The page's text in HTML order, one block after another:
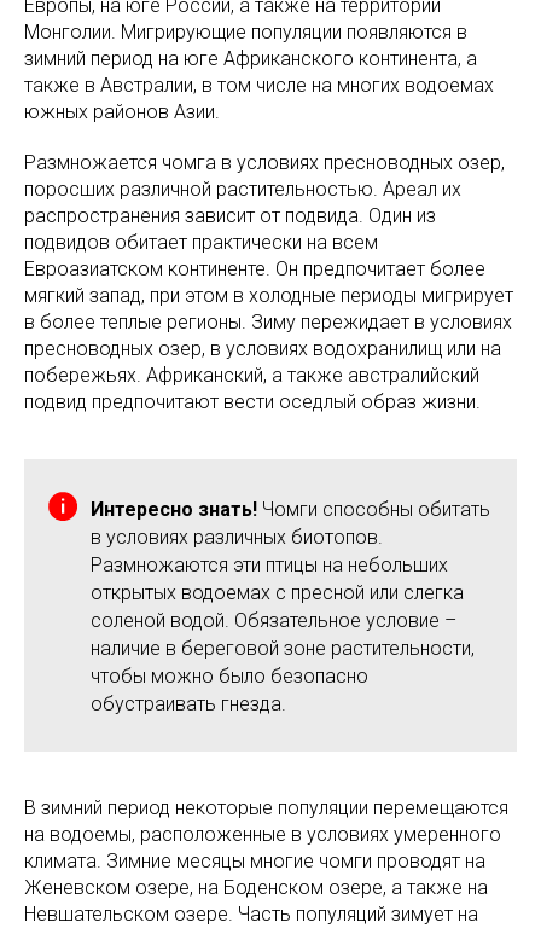
Европы, на юге России, а также на территории
Монголии. Мигрирующие популяции появляются в
зимний период на юге Африканского континента, а
также в Австралии, в том числе на многих водоемах
южных районов Азии.
Размножается чомга в условиях пресноводных озер,
поросших различной растительностью. Ареал их
распространения зависит от подвида. Один из
подвидов обитает практически на всем
Евроазиатском континенте. Он предпочитает более
мягкий запад, при этом в холодные периоды мигрирует
в более теплые регионы. Зиму пережидает в условиях
пресноводных озер, в условиях водохранилищ или на
побережьях. Африканский, а также австралийский
подвид предпочитают вести оседлый образ жизни.
Интересно знать! Чомги способны обитать
в условиях различных биотопов.
Размножаются эти птицы на небольших
открытых водоемах с пресной или слегка
соленой водой. Обязательное условие –
наличие в береговой зоне растительности,
чтобы можно было безопасно
обустраивать гнезда.
В зимний период некоторые популяции перемещаются
на водоемы, расположенные в условиях умеренного
климата. Зимние месяцы многие чомги проводят на
Женевском озере, на Боденском озере, а также на
Невшательском озере. Часть популяций зимует на